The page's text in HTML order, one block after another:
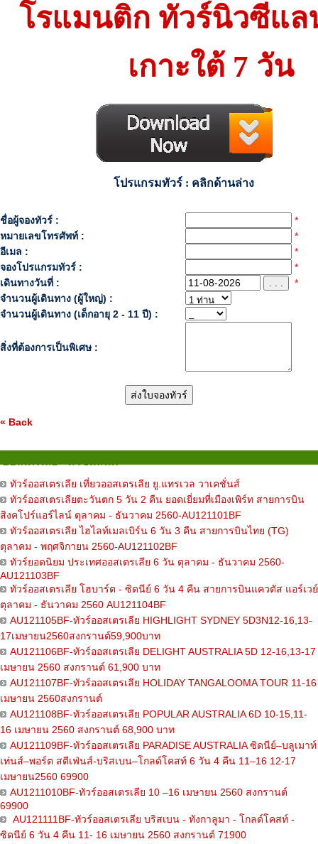
โรแมนติก ทัวร์นิวซีแล
เกาะใต้ 7 วัน
โปรแกรมทัวร์ : คลิกด้านล่าง
ชื่อผู้จองทัวร์ :
*
หมายเลขโทรศัพท์ :
*
อีเมล :
*
จองโปรแกรมทัวร์ :
*
เดินทางวันที่ :
. . .
*
จำนวนผู้เดินทาง (ผู้ใหญ่) :
จำนวนผู้เดินทาง (เด็กอายุ 2 - 11 ปี) :
สิ่งที่ต้องการเป็นพิเศษ :
« Back
ทัวร์ออสเตรเลีย เที่ยวออสเตรเลีย ยู.แทรเวล วาเคชั่นส์
ทัวร์ออสเตรเลียตะวันตก 5 วัน 2 คืน ยอดเยี่ยมที่เมืองเพิร์ท สายการบิน
สิงคโปร์แอร์ไลน์ ตุลาคม - ธันวาคม 2560-AU121101BF
ทัวร์ออสเตรเลีย ไฮไลท์เมลเบิร์น 6 วัน 3 คืน สายการบินไทย (TG)
ตุลาคม - พฤศจิกายน 2560-AU121102BF
ทัวร์ยอดนิยม ประเทศออสเตรเลีย 6 วัน ตุลาคม - ธันวาคม 2560-
AU121103BF
ทัวร์ออสเตรเลีย โฮบาร์ต - ซิดนีย์ 6 วัน 4 คืน สายการบินแควตัส แอร์เวย์
ตุลาคม - ธันวาคม 2560 AU121104BF
AU121105BF-ทัวร์ออสเตรเลีย HIGHLIGHT SYDNEY 5D3N12-16,13-
17เมษายน2560สงกรานต์59,900บาท
AU121106BF-ทัวร์ออสเตรเลีย DELIGHT AUSTRALIA 5D 12-16,13-17
เมษายน 2560 สงกรานต์ 61,900 บาท
AU121107BF-ทัวร์ออสเตรเลีย HOLIDAY TANGALOOMA TOUR 11-16
เมษายน 2560สงกรานต์
AU121108BF-ทัวร์ออสเตรเลีย POPULAR AUSTRALIA 6D 10-15,11-
16 เมษายน 2560 สงกรานต์ 68,900 บาท
AU121109BF-ทัวร์ออสเตรเลีย PARADISE AUSTRALIA ซิดนีย์–บลูเมาท์
เท่นส์–พอร์ต สตีเฟ่นส์-บริสเบน–โกลด์โคสท์ 6 วัน 4 คืน 11–16 12-17
เมษายน2560 69900
AU1211010BF-ทัวร์ออสเตรเลีย 10 –16 เมษายน 2560 สงกรานต์
69900
AU121111BF-ทัวร์ออสเตรเลีย บริสเบน - ทังกาลูมา - โกลด์โคสท์ -
ซิดนีย์ 6 วัน 4 คืน 11- 16 เมษายน 2560 สงกรานต์ 71900